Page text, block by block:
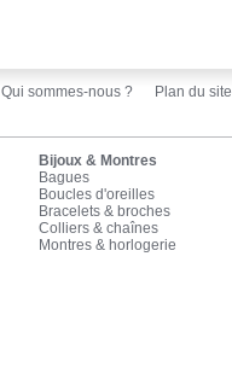
Qui sommes-nous ? Plan du site
Bijoux & Montres
Bagues
Boucles d'oreilles
Bracelets & broches
Colliers & chaînes
Montres & horlogerie